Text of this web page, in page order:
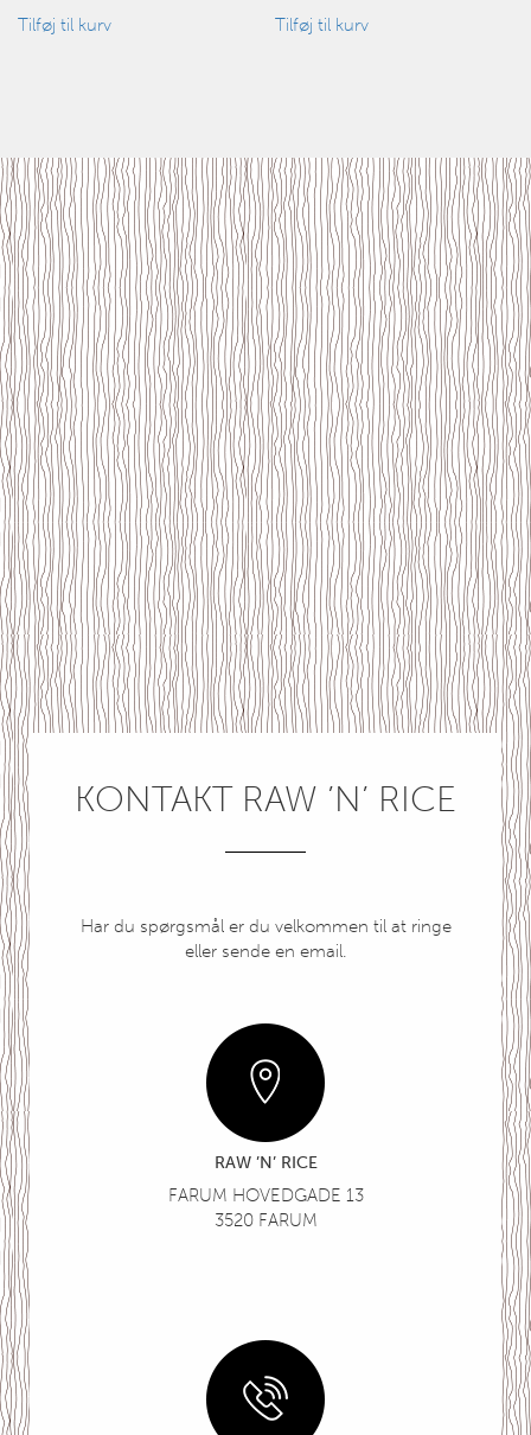
Tilføj til kurv Tilføj til kurv
KONTAKT RAW ’N’ RICE
Har du spørgsmål er du velkommen til at ringe
eller sende en email.
RAW ’N’ RICE
FARUM HOVEDGADE 13
3520 FARUM